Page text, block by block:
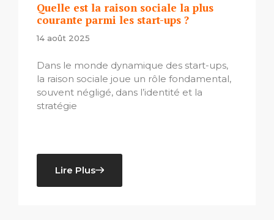
Quelle est la raison sociale la plus
courante parmi les start-ups ?
14 août 2025
Dans le monde dynamique des start-ups,
la raison sociale joue un rôle fondamental,
souvent négligé, dans l’identité et la
stratégie
Lire Plus